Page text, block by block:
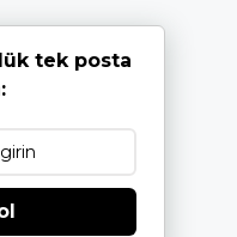
tek posta